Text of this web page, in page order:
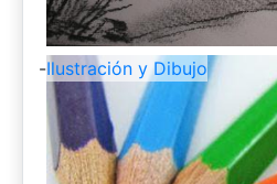
-Ilustración y Dibujo